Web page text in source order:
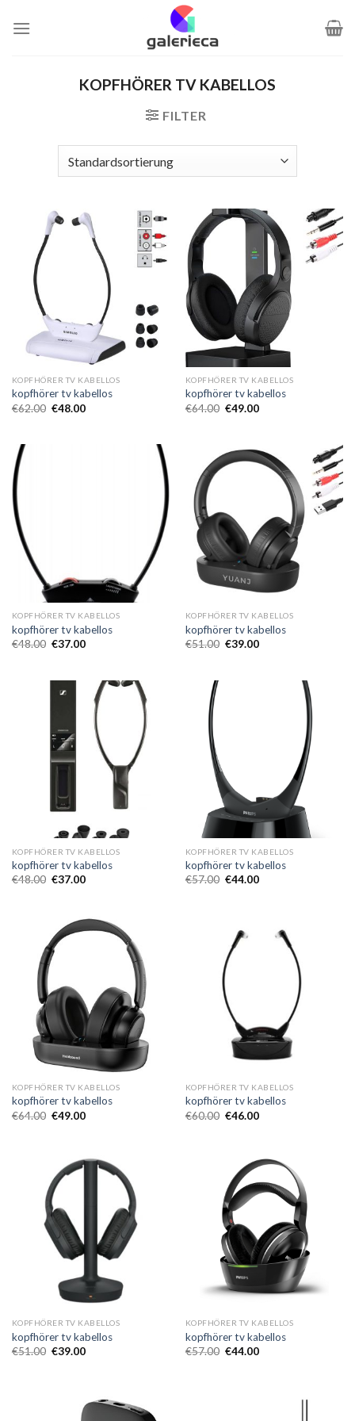
Inhalt
KOPFHÖRER TV KABELLOS
FILTER
KOPFHÖRER TV KABELLOS
kopfhörer tv kabellos
€62.00 €48.00
KOPFHÖRER TV KABELLOS
kopfhörer tv kabellos
€64.00 €49.00
KOPFHÖRER TV KABELLOS
kopfhörer tv kabellos
€48.00 €37.00
KOPFHÖRER TV KABELLOS
kopfhörer tv kabellos
€51.00 €39.00
KOPFHÖRER TV KABELLOS
kopfhörer tv kabellos
€48.00 €37.00
KOPFHÖRER TV KABELLOS
kopfhörer tv kabellos
€57.00 €44.00
KOPFHÖRER TV KABELLOS
kopfhörer tv kabellos
€64.00 €49.00
KOPFHÖRER TV KABELLOS
kopfhörer tv kabellos
€60.00 €46.00
KOPFHÖRER TV KABELLOS
kopfhörer tv kabellos
€51.00 €39.00
KOPFHÖRER TV KABELLOS
kopfhörer tv kabellos
€57.00 €44.00